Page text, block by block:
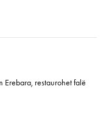
Erebara, restaurohet falë